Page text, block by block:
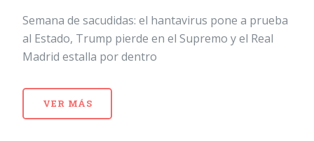
Semana de sacudidas: el hantavirus pone a prueba
al Estado, Trump pierde en el Supremo y el Real
Madrid estalla por dentro
VER MÁS